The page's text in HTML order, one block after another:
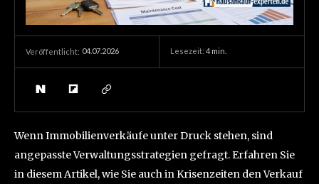
Veröffentlicht: 04.07.2026 Lesezeit: 4 min.
Wenn Immobilienverkäufe unter Druck stehen, sind
angepasste Verwaltungsstrategien gefragt. Erfahren Sie
in diesem Artikel, wie Sie auch in Krisenzeiten den Verkauf